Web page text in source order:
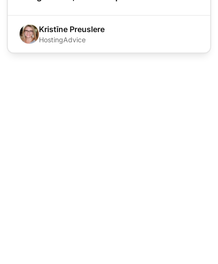
Kristīne Preuslere
HostingAdvice